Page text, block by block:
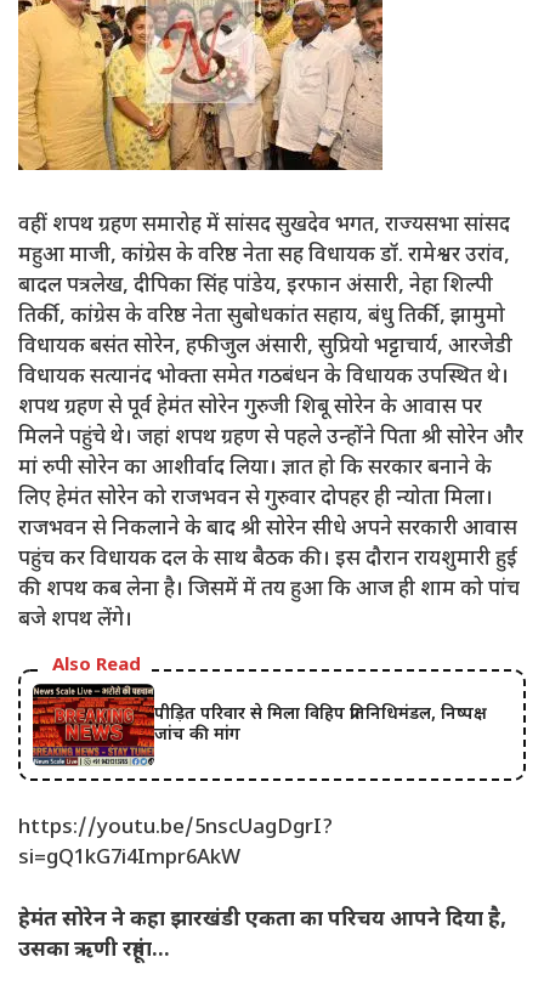
वहीं शपथ ग्रहण समारोह में सांसद सुखदेव भगत, राज्यसभा सांसद
महुआ माजी, कांग्रेस के वरिष्ठ नेता सह विधायक डॉ. रामेश्वर उरांव,
बादल पत्रलेख, दीपिका सिंह पांडेय, इरफान अंसारी, नेहा शिल्पी
तिर्की, कांग्रेस के वरिष्ठ नेता सुबोधकांत सहाय, बंधु तिर्की, झामुमो
विधायक बसंत सोरेन, हफीजुल अंसारी, सुप्रियो भट्टाचार्य, आरजेडी
विधायक सत्यानंद भोक्ता समेत गठबंधन के विधायक उपस्थित थे।
शपथ ग्रहण से पूर्व हेमंत सोरेन गुरुजी शिबू सोरेन के आवास पर
मिलने पहुंचे थे। जहां शपथ ग्रहण से पहले उन्होंने पिता श्री सोरेन और
मां रुपी सोरेन का आशीर्वाद लिया। ज्ञात हो कि सरकार बनाने के
लिए हेमंत सोरेन को राजभवन से गुरुवार दोपहर ही न्योता मिला।
राजभवन से निकलाने के बाद श्री सोरेन सीधे अपने सरकारी आवास
पहुंच कर विधायक दल के साथ बैठक की। इस दौरान रायशुमारी हुई
की शपथ कब लेना है। जिसमें में तय हुआ कि आज ही शाम को पांच
बजे शपथ लेंगे।
Also Read
पीड़ित परिवार से मिला विहिप प्रतिनिधिमंडल, निष्पक्ष
जांच की मांग
https://youtu.be/5nscUagDgrI?
si=gQ1kG7i4Impr6AkW
हेमंत सोरेन ने कहा झारखंडी एकता का परिचय आपने दिया है,
उसका ऋणी रहूंगा…